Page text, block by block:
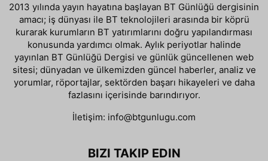
2013 yılında yayın hayatına başlayan BT Günlüğü dergisinin
amacı; iş dünyası ile BT teknolojileri arasında bir köprü
kurarak kurumların BT yatırımlarını doğru yapılandırması
konusunda yardımcı olmak. Aylık periyotlar halinde
yayınlan BT Günlüğü Dergisi ve günlük güncellenen web
sitesi; dünyadan ve ülkemizden güncel haberler, analiz ve
yorumlar, röportajlar, sektörden başarı hikayeleri ve daha
fazlasını içerisinde barındırıyor.
İletişim: info@btgunlugu.com
BIZI TAKIP EDIN